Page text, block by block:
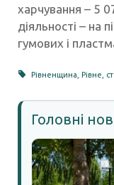
харчування – 5
діяльності – на
гумових і
Рівненщина Рівне
Головні